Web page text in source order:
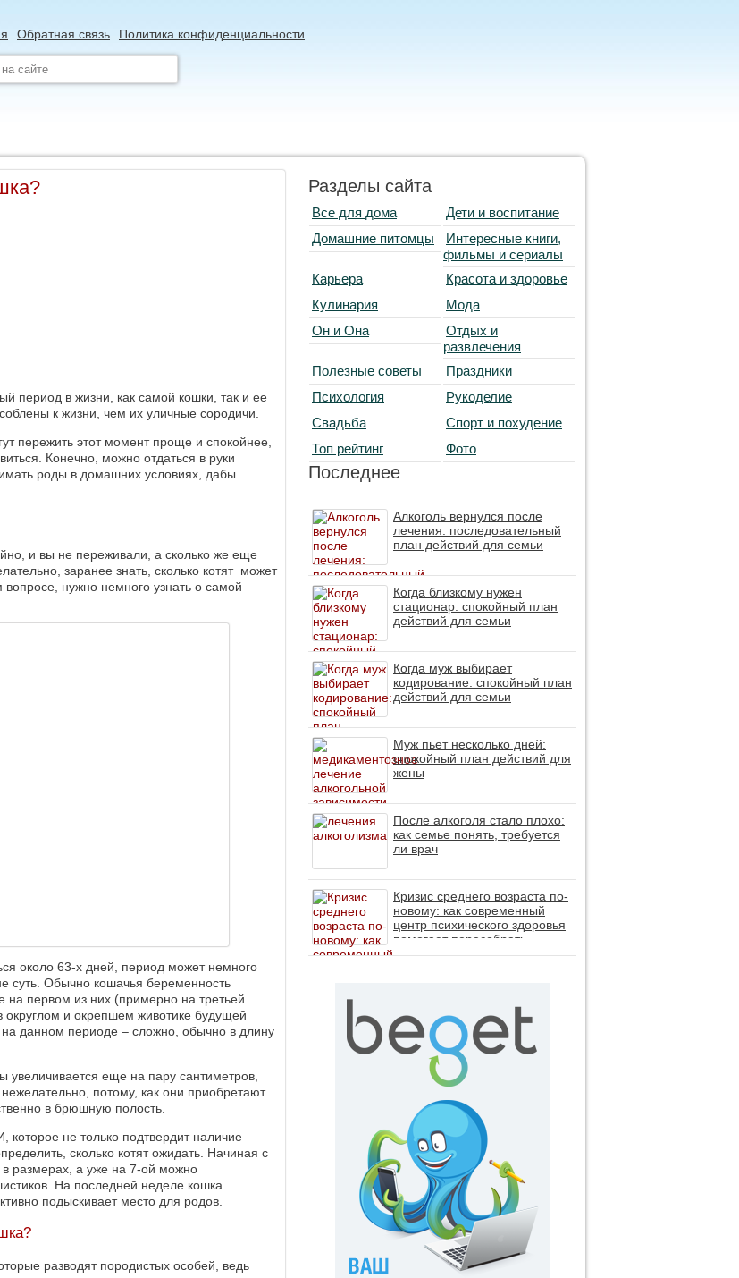
Обратная связь Политика конфиденциальности
период в жизни, как самой кошки, так и ее
к жизни, чем их уличные сородичи.
пережить этот момент проще и спокойнее,
Конечно, можно отдаться в руки
роды в домашних условиях, дабы
и вы не переживали, а сколько же еще
заранее знать, сколько котят может
вопросе, нужно немного узнать о самой
около 63-х дней, период может немного
суть. Обычно кошачья беременность
на первом из них (примерно на третьей
округлом и окрепшем животике будущей
данном периоде – сложно, обычно в длину
еще на пару сантиметров,
потому, как они приобретают
в брюшную полость.
которое не только подтвердит наличие
сколько котят ожидать. Начиная с
в размерах, а уже на 7-ой можно
На последней неделе кошка
подыскивает место для родов.
разводят породистых особей, ведь
Разделы сайта
Все для дома
Дети и воспитание
Домашние питомцы
Интересные книги,
фильмы и сериалы
Карьера
Красота и здоровье
Кулинария
Мода
Он и Она
Отдых и
развлечения
Полезные советы
Праздники
Психология
Рукоделие
Свадьба
Спорт и похудение
Топ рейтинг
Фото
Последнее
Алкоголь вернулся после
лечения: последовательный
план действий для семьи
Когда близкому нужен
стационар: спокойный план
действий для семьи
Когда муж выбирает
кодирование: спокойный план
действий для семьи
Муж пьет несколько дней:
спокойный план действий для
жены
После алкоголя стало плохо:
как семье понять, требуется
ли врач
Кризис среднего возраста по-
новому: как современный
центр психического здоровья
помогает пересобрать
личность без таблеток (методы